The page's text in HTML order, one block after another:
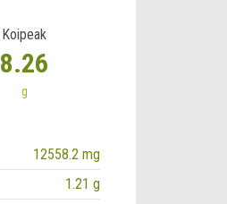
Koipeak
8.26
g
12558.2 mg
1.21 g